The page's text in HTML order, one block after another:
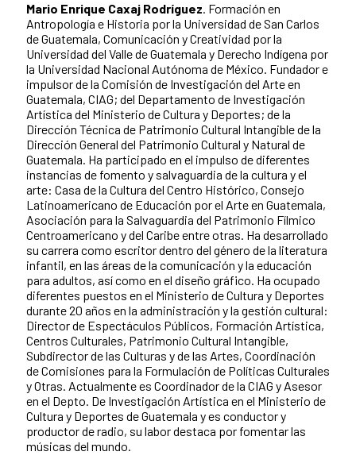
Mario Enrique Caxaj Rodríguez. Formación en
Antropología e Historia por la Universidad de San Carlos
de Guatemala, Comunicación y Creatividad por la
Universidad del Valle de Guatemala y Derecho Indígena por
la Universidad Nacional Autónoma de México. Fundador e
impulsor de la Comisión de Investigación del Arte en
Guatemala, CIAG; del Departamento de Investigación
Artística del Ministerio de Cultura y Deportes; de la
Dirección Técnica de Patrimonio Cultural Intangible de la
Dirección General del Patrimonio Cultural y Natural de
Guatemala. Ha participado en el impulso de diferentes
instancias de fomento y salvaguardia de la cultura y el
arte: Casa de la Cultura del Centro Histórico, Consejo
Latinoamericano de Educación por el Arte en Guatemala,
Asociación para la Salvaguardia del Patrimonio Fílmico
Centroamericano y del Caribe entre otras. Ha desarrollado
su carrera como escritor dentro del género de la literatura
infantil, en las áreas de la comunicación y la educación
para adultos, así como en el diseño gráfico. Ha ocupado
diferentes puestos en el Ministerio de Cultura y Deportes
durante 20 años en la administración y la gestión cultural:
Director de Espectáculos Públicos, Formación Artística,
Centros Culturales, Patrimonio Cultural Intangible,
Subdirector de las Culturas y de las Artes, Coordinación
de Comisiones para la Formulación de Políticas Culturales
y Otras. Actualmente es Coordinador de la CIAG y Asesor
en el Depto. De Investigación Artística en el Ministerio de
Cultura y Deportes de Guatemala y es conductor y
productor de radio, su labor destaca por fomentar las
músicas del mundo.